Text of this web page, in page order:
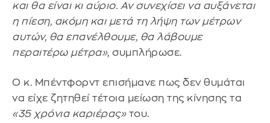
και θα είναι κι αύριο. Αν συνεχίσει να αυξάνεται
η πίεση, ακόμη και μετά τη λήψη των μέτρων
αυτών, θα επανέλθουμε, θα λάβουμε
περαιτέρω μέτρα», συμπλήρωσε.
Ο κ. Μπέντφορντ επισήμανε πως δεν θυμάται
να είχε ζητηθεί τέτοια μείωση της κίνησης τα
«35 χρόνια καριέρας»του.